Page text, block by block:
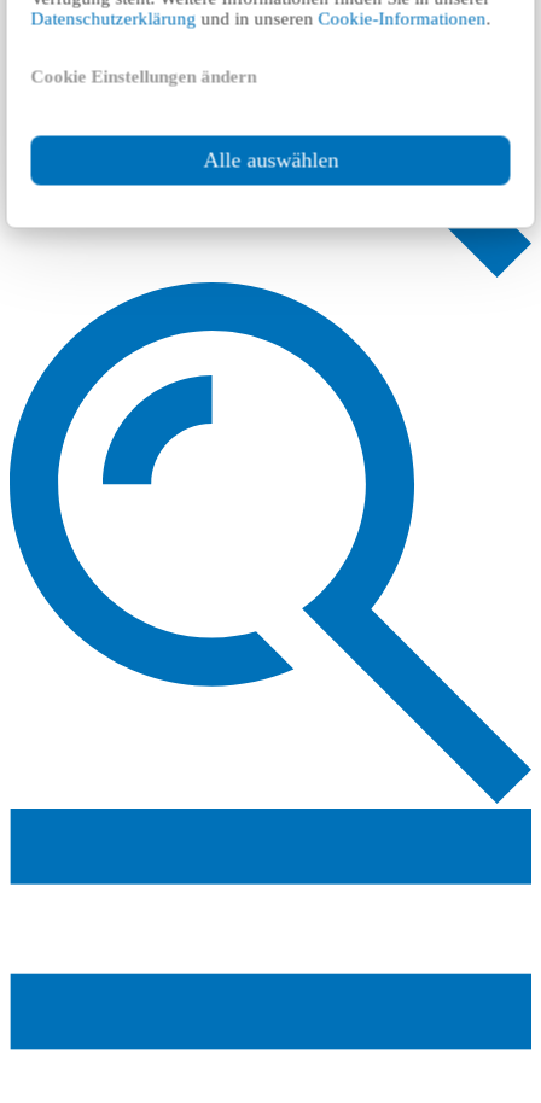
Datenschutzerklärung und in unserenCookie-Informationen.
Cookie Einstellungen ändern
Alle auswählen